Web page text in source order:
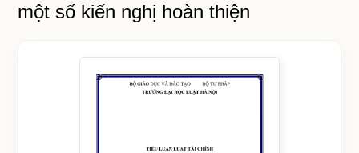
một số kiến nghị hoàn thiện